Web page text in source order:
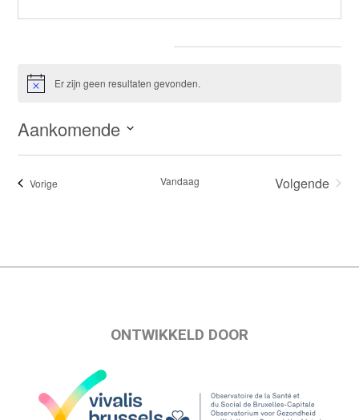
BerichtEr zijn geen resultaten gevonden.
Aankomende
datum.
Vorige Vandaag
Volgende
ONTWIKKELD DOOR